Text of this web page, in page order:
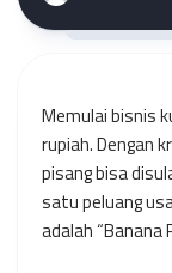
Memulai bisnis
rupiah. Dengan
pisang bisa
satu peluang
adalah “Banana